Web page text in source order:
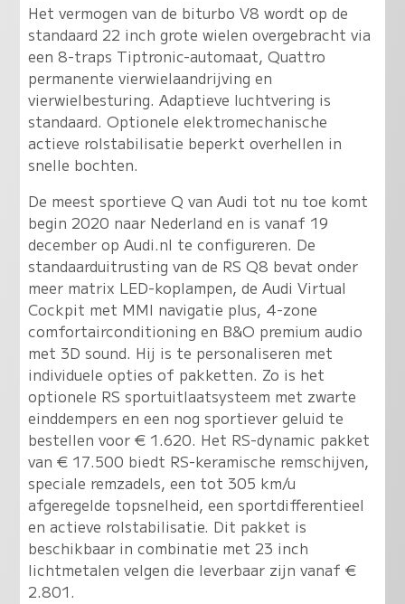
Het vermogen van de biturbo V8 wordt op de
standaard 22 inch grote wielen overgebracht via
een 8-traps Tiptronic-automaat, Quattro
permanente vierwielaandrijving en
vierwielbesturing. Adaptieve luchtvering is
standaard. Optionele elektromechanische
actieve rolstabilisatie beperkt overhellen in
snelle bochten.
De meest sportieve Q van Audi tot nu toe komt
begin 2020 naar Nederland en is vanaf 19
december op Audi.nl te configureren. De
standaarduitrusting van de RS Q8 bevat onder
meer matrix LED-koplampen, de Audi Virtual
Cockpit met MMI navigatie plus, 4-zone
comfortairconditioning en B&O premium audio
met 3D sound. Hij is te personaliseren met
individuele opties of pakketten. Zo is het
optionele RS sportuitlaatsysteem met zwarte
einddempers en een nog sportiever geluid te
bestellen voor € 1.620. Het RS-dynamic pakket
van € 17.500 biedt RS-keramische remschijven,
speciale remzadels, een tot 305 km/u
afgeregelde topsnelheid, een sportdifferentieel
en actieve rolstabilisatie. Dit pakket is
beschikbaar in combinatie met 23 inch
lichtmetalen velgen die leverbaar zijn vanaf €
2.801.